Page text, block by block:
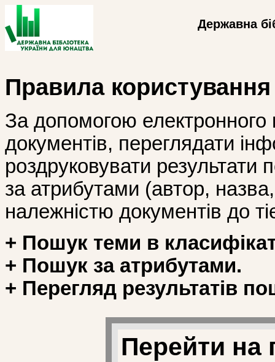
Державна
Правила
За допомогою
документів, переглядати
роздруковувати
за атрибутами (автор, назва,
належністю документів до
+ Пошук теми в
+ Пошук за атрибутами.
+ Перегляд результатів
Перейти на